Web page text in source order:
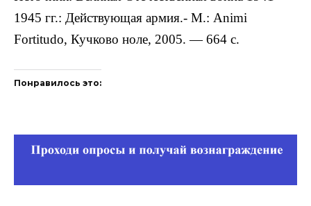
1945 гг.: Действующая армия.- М.: Animi
Fortitudo, Кучково ноле, 2005. — 664 с.
Понравилось это: